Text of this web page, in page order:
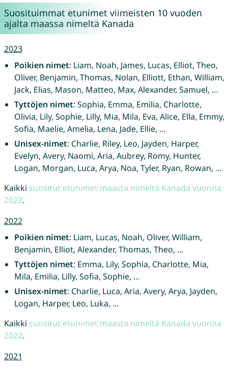
Suosituimmat etunimet viimeisten 10 vuoden
ajalta maassa nimeltä Kanada
2023
Poikien nimet: Liam, Noah, James, Lucas, Elliot, Theo,
Oliver, Benjamin, Thomas, Nolan, Elliott, Ethan, William,
Jack, Elias, Mason, Matteo, Max, Alexander, Samuel, …
Tyttöjen nimet: Sophia, Emma, Emilia, Charlotte,
Olivia, Lily, Sophie, Lilly, Mia, Mila, Eva, Alice, Ella, Emmy,
Sofia, Maelie, Amelia, Lena, Jade, Ellie, …
Unisex-nimet: Charlie, Riley, Leo, Jayden, Harper,
Evelyn, Avery, Naomi, Aria, Aubrey, Romy, Hunter,
Logan, Morgan, Luca, Arya, Noa, Tyler, Ryan, Rowan, …
Kaikki suositut etunimet maasta nimeltä Kanada vuonna
2023.
2022
Poikien nimet: Liam, Lucas, Noah, Oliver, William,
Benjamin, Elliot, Alexander, Thomas, Theo, …
Tyttöjen nimet: Emma, Lily, Sophia, Charlotte, Mia,
Mila, Emilia, Lilly, Sofia, Sophie, …
Unisex-nimet: Charlie, Luca, Aria, Avery, Arya, Jayden,
Logan, Harper, Leo, Luka, …
Kaikki suositut etunimet maasta nimeltä Kanada vuonna
2022.
2021